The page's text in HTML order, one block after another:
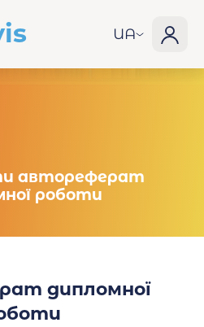
UA
автореферат
роботи
дипломної